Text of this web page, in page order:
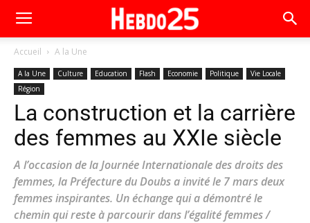
Accueil A la Une
A la Une Culture Education Flash Economie Politique
Vie Locale
Région
La construction et la carrière
des femmes au XXIe siècle
A l’occasion de la Journée Internationale des droits des
femmes, la Préfecture du Doubs a invité le 7 mars deux
femmes inspirantes. Un échange qui a démontré le
chemin qui reste à parcourir dans l’égalité femmes /